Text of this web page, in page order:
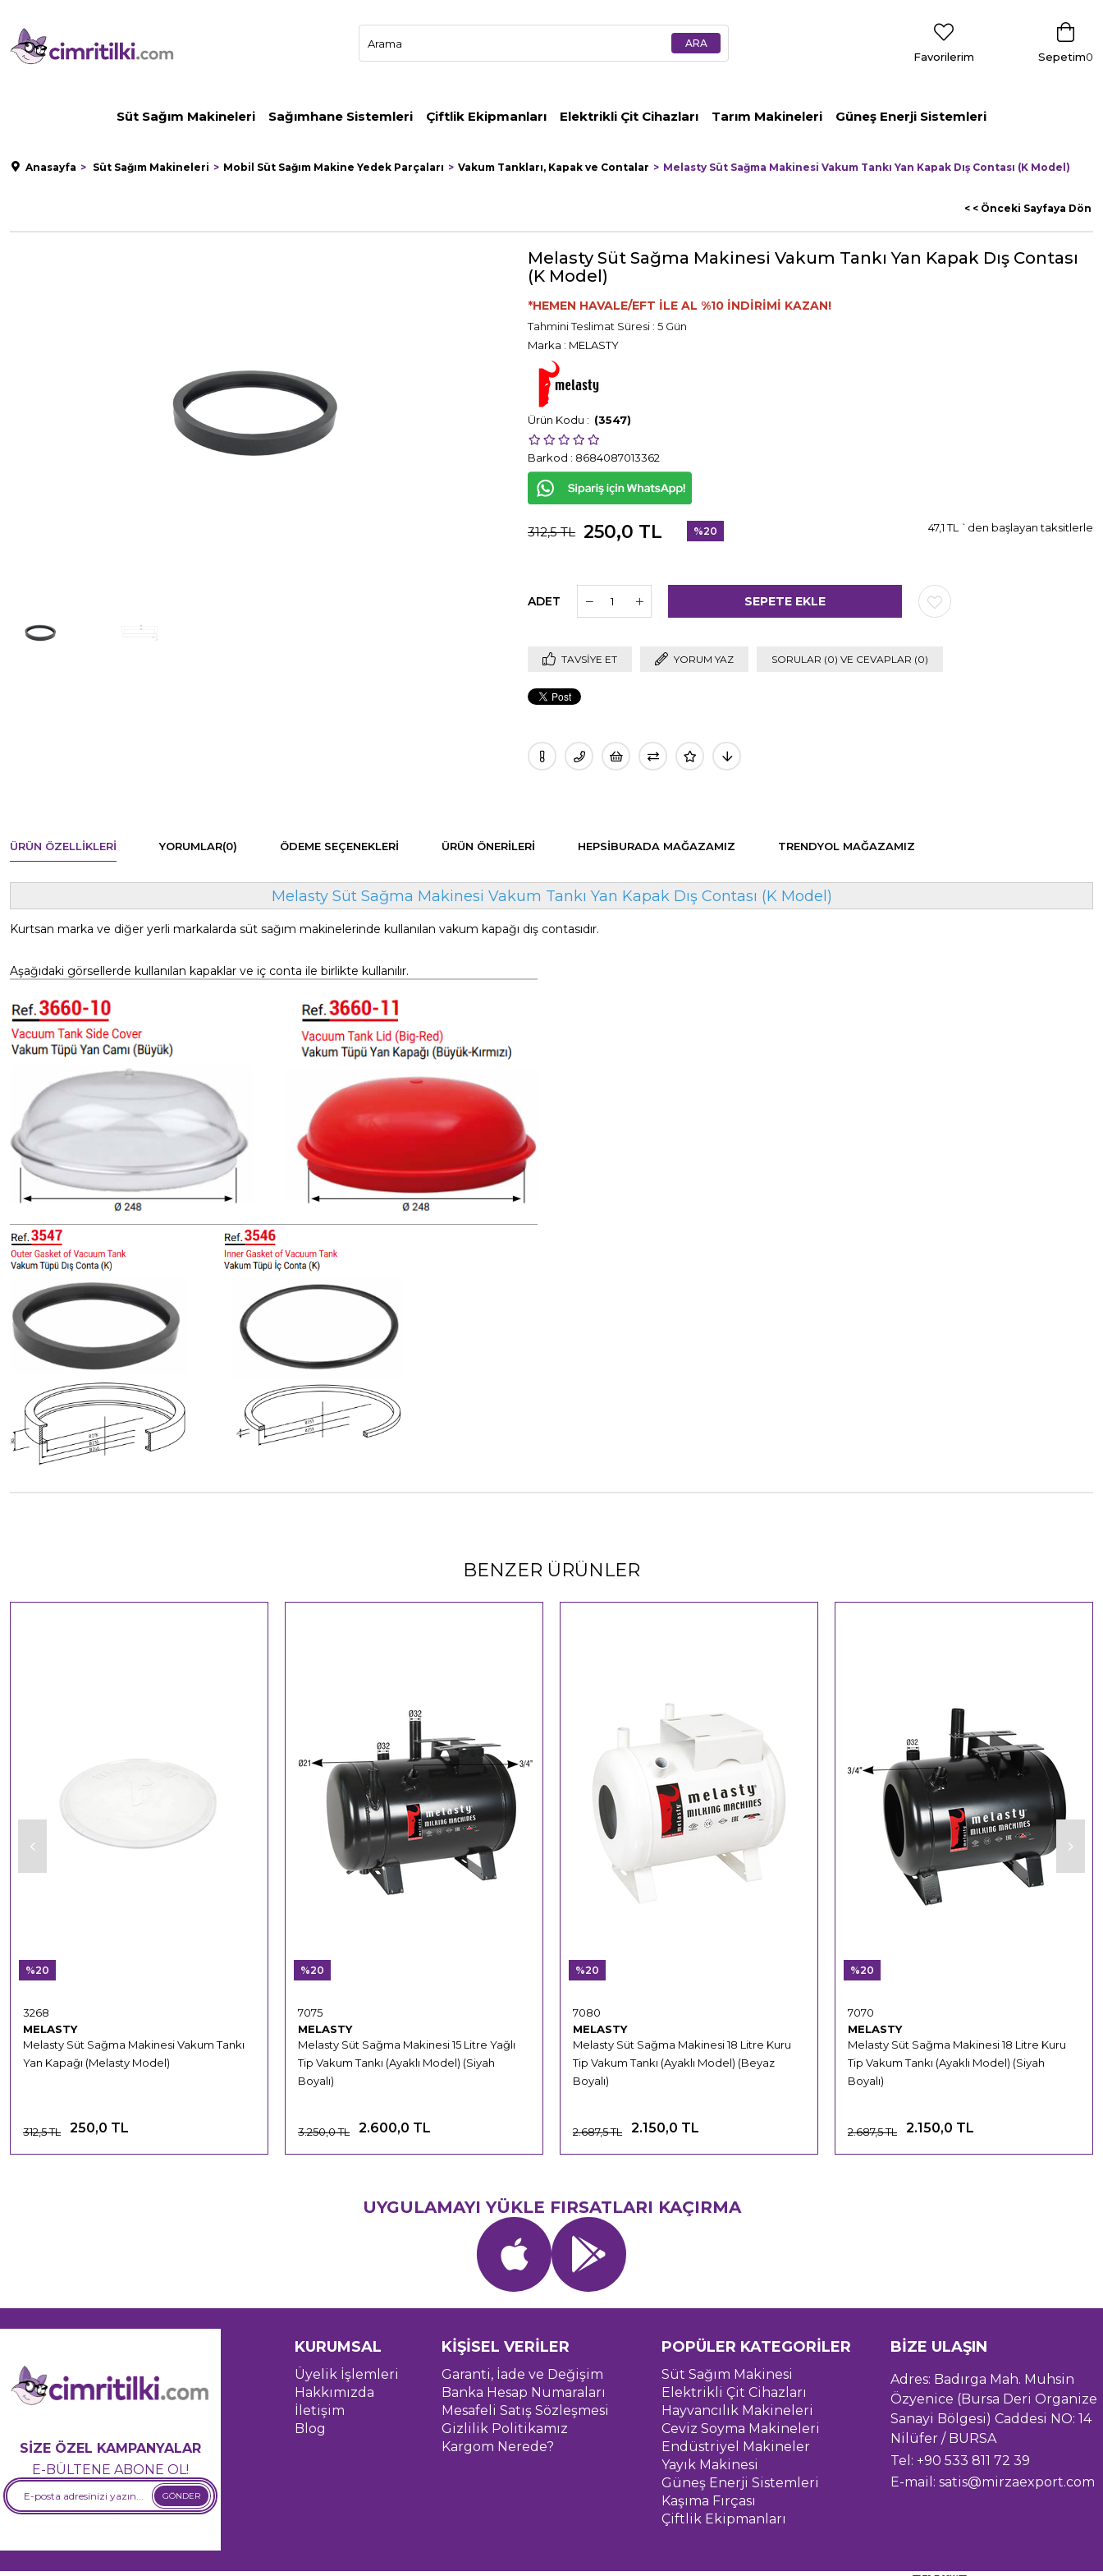
Sepetim0
Favorilerim
Süt Sağım Makineleri Sağımhane Sistemleri Çiftlik Ekipmanları Elektrikli Çit Cihazları Tarım Makineleri Güneş Enerji Sistemleri
Anasayfa Süt Sağım Makineleri Mobil Süt Sağım Makine Yedek Parçaları Vakum Tankları, Kapak ve Contalar Melasty Süt Sağma Makinesi Vakum Tankı Yan Kapak Dış Contası (K Model)
< < Önceki Sayfaya Dön
Melasty Süt Sağma Makinesi Vakum Tankı Yan Kapak Dış Contası
(K Model)
*HEMEN HAVALE/EFT İLE AL %10 İNDİRİMİ KAZAN!
Tahmini Teslimat Süresi : 5 Gün
Marka : MELASTY
(3547)
Barkod : 8684087013362
312,5 TL 250,0 TL %20
47,1 TL `den başlayan taksitlerle
ADET
TAVSIYE ET YORUM YAZ SORULAR (0) VE CEVAPLAR (0)
ÜRÜN ÖZELLIKLERI YORUMLAR(0) ÖDEME SEÇENEKLERI ÜRÜN ÖNERILERI HEPSIBURADA MAĞAZAMIZ TRENDYOL MAĞAZAMIZ
Melasty Süt Sağma Makinesi Vakum Tankı Yan Kapak Dış Contası (K Model)
Kurtsan marka ve diğer yerli markalarda süt sağım makinelerinde kullanılan vakum kapağı dış contasıdır.
Aşağıdaki görsellerde kullanılan kapaklar ve iç conta ile birlikte kullanılır.
BENZER ÜRÜNLER
MELASTY
Melasty Süt Sağma Makinesi Vakum Tankı
Yan Kapağı (Melasty Model)
3268
250,0 TL
312,5 TL
%20
MELASTY
Melasty Süt Sağma Makinesi 15 Litre Yağlı
Tip Vakum Tankı (Ayaklı Model) (Siyah
Boyalı)
7075
2.600,0 TL
3.250,0 TL
%20
MELASTY
Melasty Süt Sağma Makinesi 18 Litre Kuru
Tip Vakum Tankı (Ayaklı Model) (Beyaz
Boyalı)
7080
2.150,0 TL
2.687,5 TL
%20
MELASTY
Melasty Süt Sağma Makinesi 18 Litre Kuru
Tip Vakum Tankı (Ayaklı Model) (Siyah
Boyalı)
7070
2.150,0 TL
2.687,5 TL
%20
UYGULAMAYI YÜKLE FIRSATLARI KAÇIRMA
SİZE ÖZEL KAMPANYALAR
E-BÜLTENE ABONE OL!
GÖNDER
KURUMSAL
Üyelik İşlemleri
Hakkımızda
İletişim
Blog
KİŞİSEL VERİLER
Garanti, İade ve Değişim
Banka Hesap Numaraları
Mesafeli Satış Sözleşmesi
Gizlilik Politikamız
Kargom Nerede?
POPÜLER KATEGORİLER
Süt Sağım Makinesi
Elektrikli Çit Cihazları
Hayvancılık Makineleri
Ceviz Soyma Makineleri
Endüstriyel Makineler
Yayık Makinesi
Güneş Enerji Sistemleri
Kaşıma Fırçası
Çiftlik Ekipmanları
BİZE ULAŞIN
Adres: Badırga Mah. Muhsin
Özyenice (Bursa Deri Organize
Sanayi Bölgesi) Caddesi NO: 14
Nilüfer / BURSA
Tel: +90 533 811 72 39
E-mail:satis@mirzaexport.com